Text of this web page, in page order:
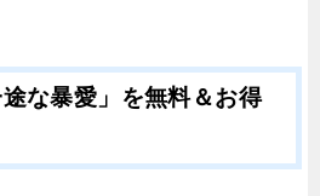
途な暴愛」を無料＆お得